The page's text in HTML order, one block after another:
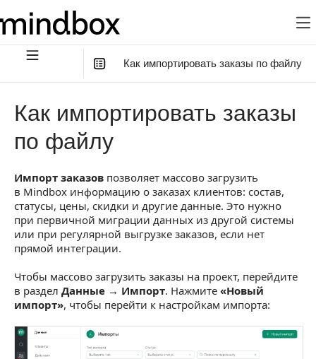
Как импортировать заказы по файлу
Шаг 1. Выберите действие с данными
Шаг 2. Подготовьте и загрузите файл
Шаг 3. Сопоставьте поля файла
Шаг 4. Настройте импорт
Шаг 5. Проверьте и запустите импорт
Как отслеживать импорт
Обновление статуса заказа
Результат импорта
Как импортировать заказы
по файлу
Импорт заказов позволяет массово загрузить
в Mindbox информацию о заказах клиентов: состав,
статусы, цены, скидки и другие данные. Это нужно
при первичной миграции данных из другой системы
или при регулярной выгрузке заказов, если нет
прямой интеграции.
Чтобы массово загрузить заказы на проект, перейдите
в раздел Данные → Импорт. Нажмите «Новый
импорт», чтобы перейти к настройкам импорта: